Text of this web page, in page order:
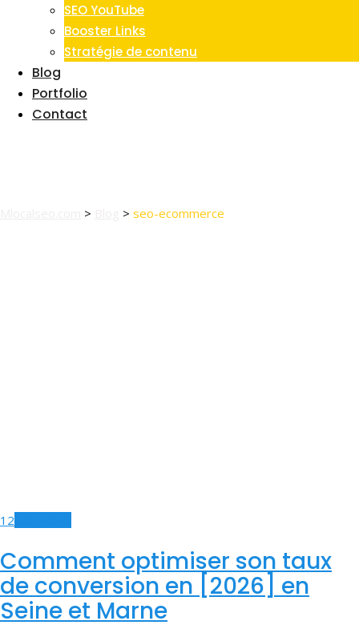
SEO YouTube
Booster Links
Stratégie de contenu
Blog
Portfolio
Contact
> > seo-ecommerce
12
Comment optimiser son taux
de conversion en [2026] en
Seine et Marne